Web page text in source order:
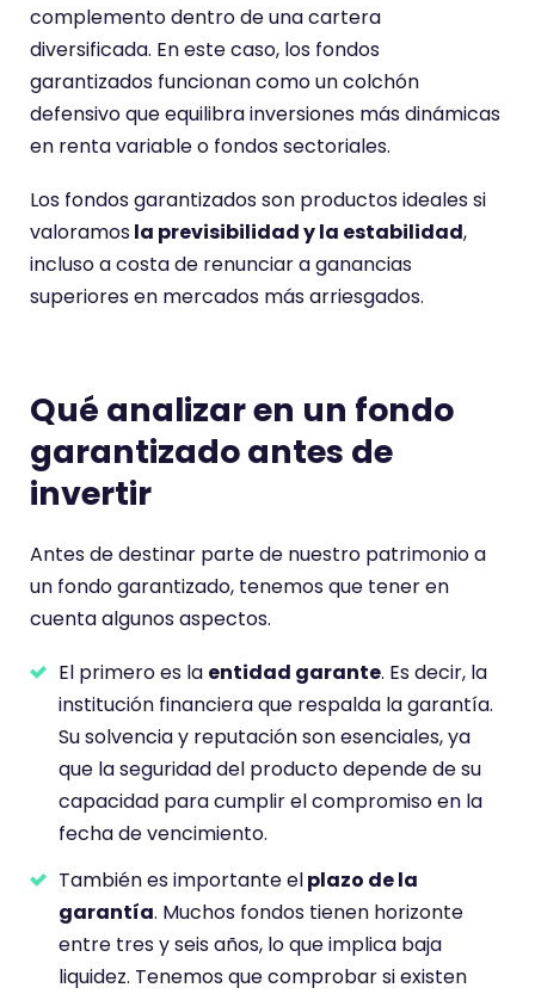
complemento dentro de una cartera
diversificada. En este caso, los fondos
garantizados funcionan como un colchón
defensivo que equilibra inversiones más dinámicas
en renta variable o fondos sectoriales.
Los fondos garantizados son productos ideales si
valoramosla previsibilidad y la estabilidad,
incluso a costa de renunciar a ganancias
superiores en mercados más arriesgados.
Qué analizar en un fondo
garantizado antes de
invertir
Antes de destinar parte de nuestro patrimonio a
un fondo garantizado, tenemos que tener en
cuenta algunos aspectos.
El primero es la entidad garante. Es decir, la
institución financiera que respalda la garantía.
Su solvencia y reputación son esenciales, ya
que la seguridad del producto depende de su
capacidad para cumplir el compromiso en la
fecha de vencimiento.
También es importante elplazo de la
garantía. Muchos fondos tienen horizonte
entre tres y seis años, lo que implica baja
liquidez. Tenemos que comprobar si existen